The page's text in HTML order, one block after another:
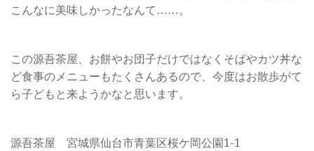
こんなに美味しかったなんて……。
この源吾茶屋、お餅やお団子だけではなくそばやカツ丼な
ど食事のメニューもたくさんあるので、今度はお散歩がて
ら子どもと来ようかなと思います。
源吾茶屋 宮城県仙台市青葉区桜ケ岡公園1-1